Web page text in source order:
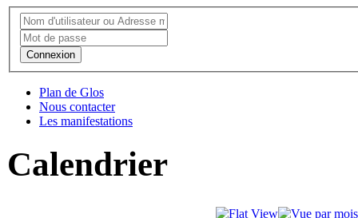
Connexion
Plan de Glos
Nous contacter
Les manifestations
Calendrier